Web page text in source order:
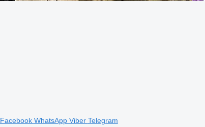
Facebook WhatsApp Viber Telegram